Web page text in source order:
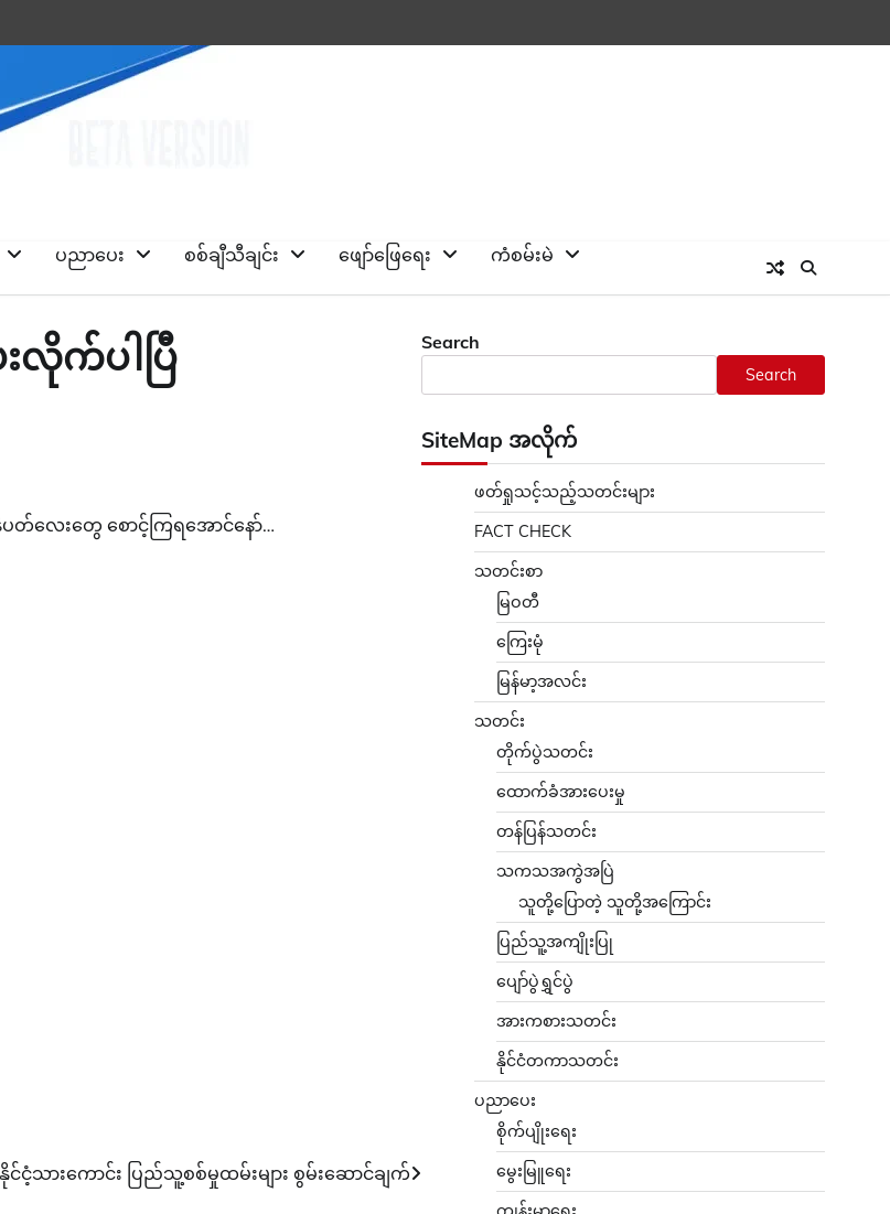
ပညာပေး စစ်ချီသီချင်း ဖျော်ဖြေရေး
ကံစမ်းမဲ
လိုက်ပါပြီ
လေးတွေ စောင့်ကြရအောင်နော်…
နိုင်ငံ့သားကောင်း ပြည်သူ့စစ်မှုထမ်းများ စွမ်းဆောင်ချက်
Search
Search
SiteMap အလိုက်
ဖတ်ရှုသင့်သည့်သတင်းများ
FACT CHECK
သတင်းစာ
မြဝတီ
ကြေးမုံ
မြန်မာ့အလင်း
သတင်း
တိုက်ပွဲသတင်း
ထောက်ခံအားပေးမှု
တန်ပြန်သတင်း
သကသအကွဲအပြဲ
သူတို့ပြောတဲ့ သူတို့အကြောင်း
ပြည်သူ့အကျိုးပြု
ပျော်ပွဲရွှင်ပွဲ
အားကစားသတင်း
နိုင်ငံတကာသတင်း
ပညာပေး
စိုက်ပျိုးရေး
မွေးမြူရေး